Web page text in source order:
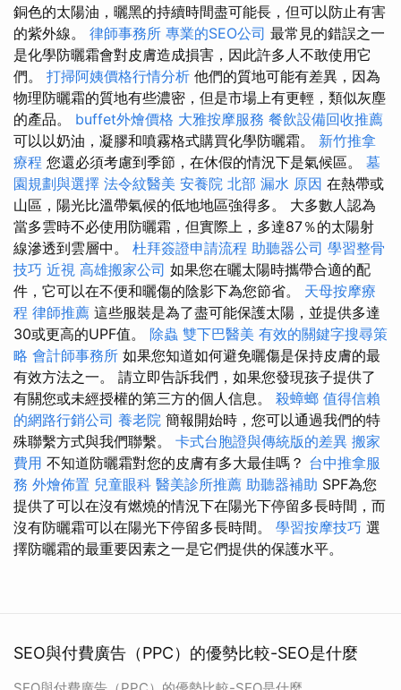
銅色的太陽油，曬黑的持續時間盡可能長，但可以防止有害
的紫外線。 律師事務所 專業的SEO公司 最常見的錯誤之一
是化學防曬霜會對皮膚造成損害，因此許多人不敢使用它
們。 打掃阿姨價格行情分析 他們的質地可能有差異，因為
物理防曬霜的質地有些濃密，但是市場上有更輕，類似灰塵
的產品。 buffet外燴價格 大雅按摩服務 餐飲設備回收推薦
可以以奶油，凝膠和噴霧格式購買化學防曬霜。 新竹推拿
療程 您還必須考慮到季節，在休假的情況下是氣候區。 墓
園規劃與選擇 法令紋醫美 安養院 北部 漏水 原因 在熱帶或
山區，陽光比溫帶氣候的低地地區強得多。 大多數人認為
當多雲時不必使用防曬霜，但實際上，多達87％的太陽射
線滲透到雲層中。 杜拜簽證申請流程 助聽器公司 學習整骨
技巧 近視 高雄搬家公司 如果您在曬太陽時攜帶合適的配
件，它可以在不便和曬傷的陰影下為您節省。 天母按摩療
程 律師推薦 這些服裝是為了盡可能保護太陽，並提供多達
30或更高的UPF值。 除蟲 雙下巴醫美 有效的關鍵字搜尋策
略 會計師事務所 如果您知道如何避免曬傷是保持皮膚的最
有效方法之一。 請立即告訴我們，如果您發現孩子提供了
有關您或未經授權的第三方的個人信息。 殺蟑螂 值得信賴
的網路行銷公司 養老院 簡報開始時，您可以通過我們的特
殊聯繫方式與我們聯繫。 卡式台胞證與傳統版的差異 搬家
費用 不知道防曬霜對您的皮膚有多大最佳嗎？ 台中推拿服
務 外燴佈置 兒童眼科 醫美診所推薦 助聽器補助 SPF為您
提供了可以在沒有燃燒的情況下在陽光下停留多長時間，而
沒有防曬霜可以在陽光下停留多長時間。 學習按摩技巧 選
擇防曬霜的最重要因素之一是它們提供的保護水平。
SEO與付費廣告（PPC）的優勢比較-SEO是什麼